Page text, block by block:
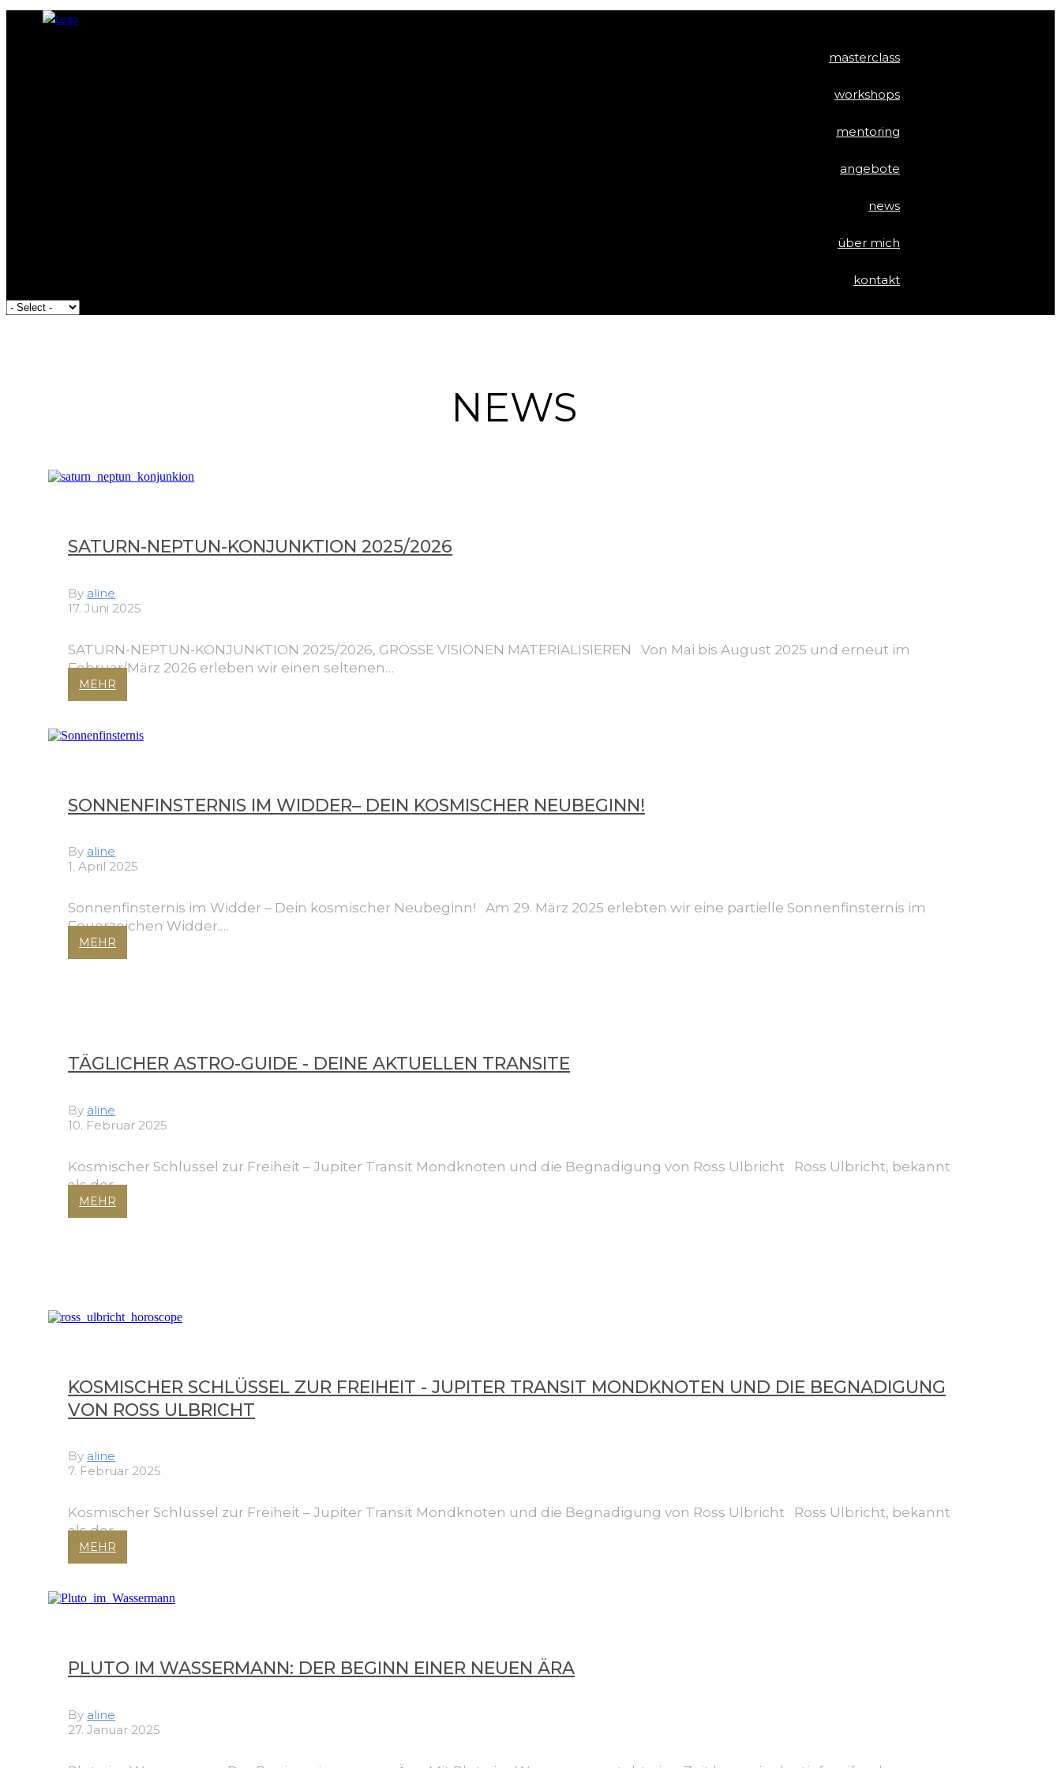
masterclass
workshops
mentoring
angebote
news
über mich
kontakt
NEWS
SATURN-NEPTUN-KONJUNKTION 2025/2026
By aline
17. Juni 2025
SATURN-NEPTUN-KONJUNKTION 2025/2026, GROSSE VISIONEN MATERIALISIEREN Von Mai bis August 2025 und erneut im
Februar/März 2026 erleben wir einen seltenen…
MEHR
SONNENFINSTERNIS IM WIDDER– DEIN KOSMISCHER NEUBEGINN!
By aline
1. April 2025
Sonnenfinsternis im Widder – Dein kosmischer Neubeginn! Am 29. März 2025 erlebten wir eine partielle Sonnenfinsternis im
Feuerzeichen Widder.…
MEHR
TÄGLICHER ASTRO-GUIDE - DEINE AKTUELLEN TRANSITE
By aline
10. Februar 2025
Kosmischer Schlüssel zur Freiheit – Jupiter Transit Mondknoten und die Begnadigung von Ross Ulbricht Ross Ulbricht, bekannt
als der…
MEHR
KOSMISCHER SCHLÜSSEL ZUR FREIHEIT - JUPITER TRANSIT MONDKNOTEN UND DIE BEGNADIGUNG
VON ROSS ULBRICHT
By aline
7. Februar 2025
Kosmischer Schlüssel zur Freiheit – Jupiter Transit Mondknoten und die Begnadigung von Ross Ulbricht Ross Ulbricht, bekannt
als der…
MEHR
PLUTO IM WASSERMANN: DER BEGINN EINER NEUEN ÄRA
By aline
27. Januar 2025